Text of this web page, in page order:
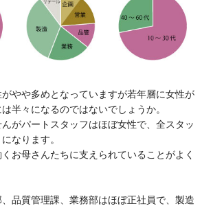
やや多めとなっていますが若年層に女性が
半々になるのではないでしょうか。
がパートスタッフはほぼ女性で、全スタッ
なります。
お母さんたちに支えられていることがよく
品質管理課、業務部はほぼ正社員で、製造